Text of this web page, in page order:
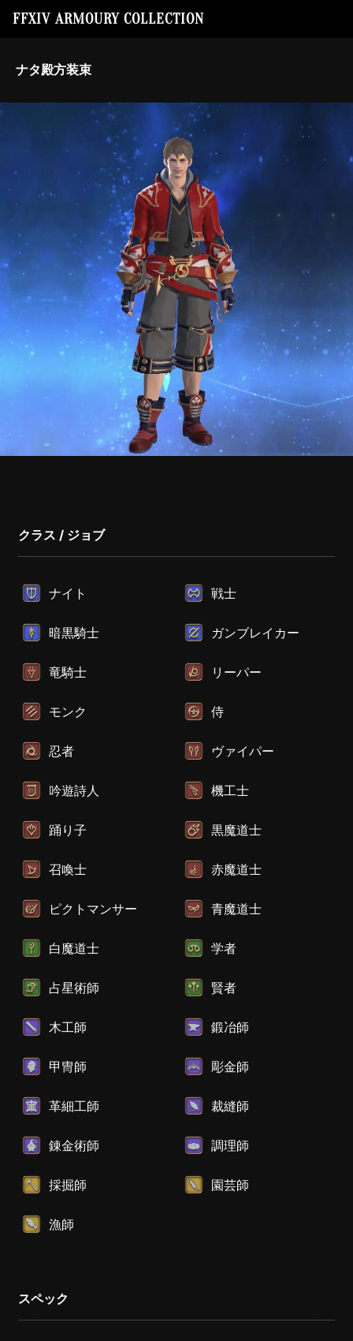
FFXIV ARMOURY COLLECTION
ナタ殿方装束
クラス / ジョブ
ナイト 戦士
暗黒騎士 ガンブレイカー
竜騎士 リーパー
モンク 侍
忍者 ヴァイパー
吟遊詩人 機工士
踊り子 黒魔道士
召喚士 赤魔道士
ピクトマンサー 青魔道士
白魔道士 学者
占星術師 賢者
木工師 鍛冶師
甲冑師 彫金師
革細工師 裁縫師
錬金術師 調理師
採掘師 園芸師
漁師
スペック